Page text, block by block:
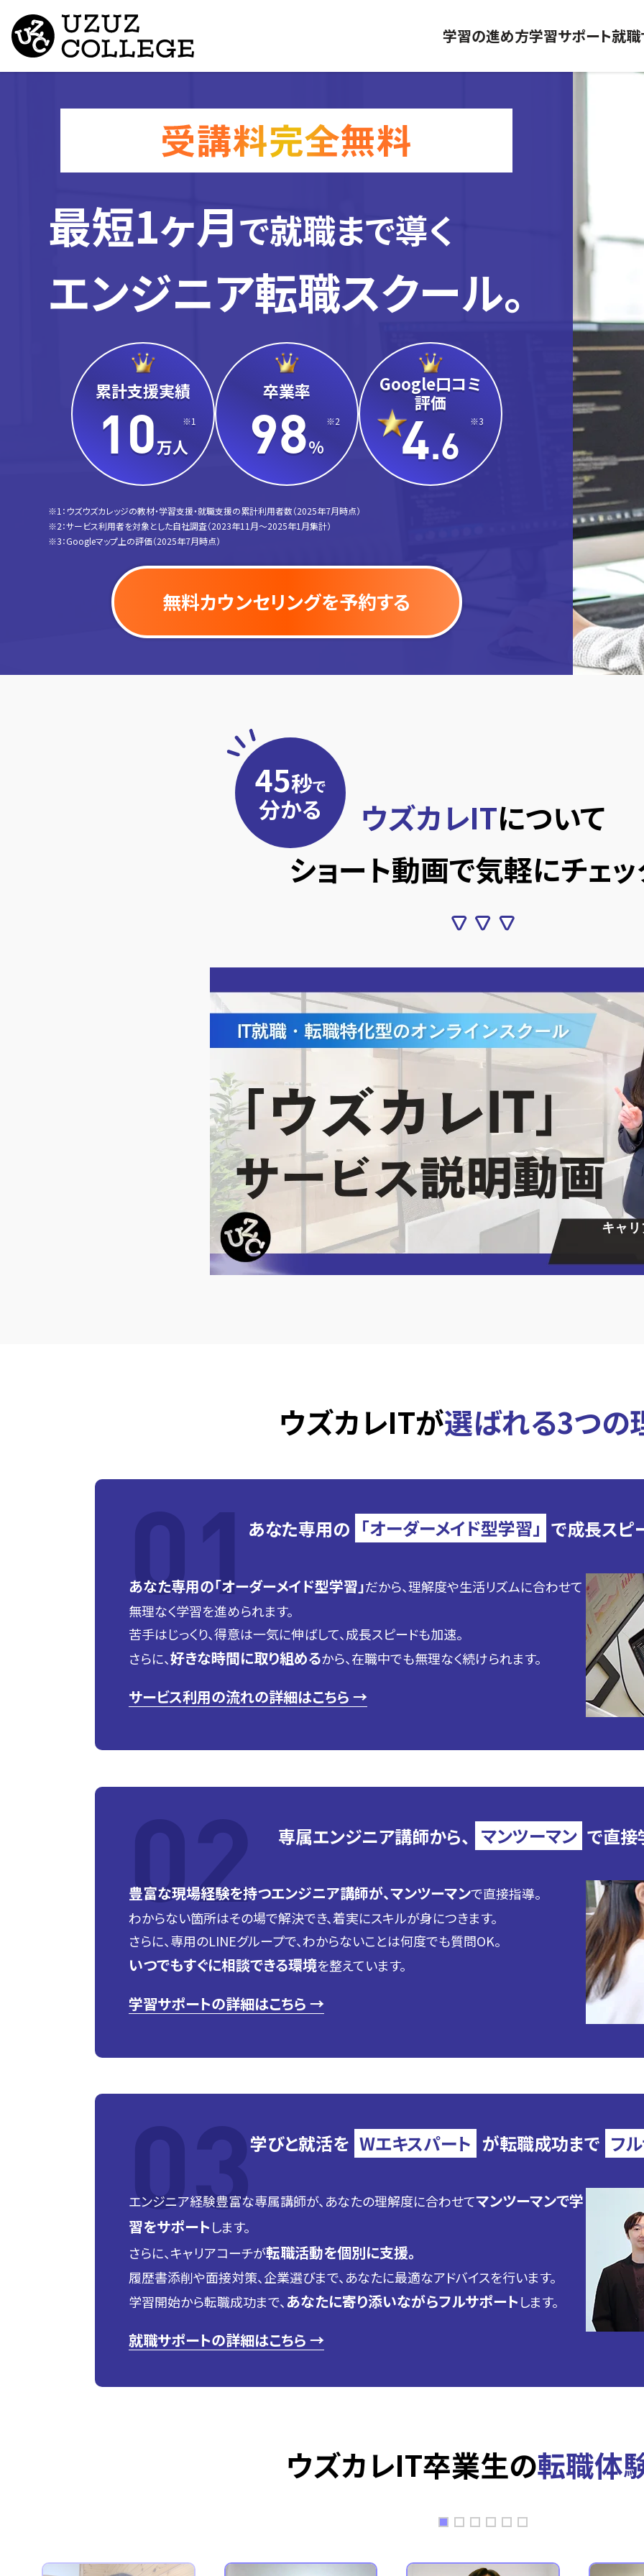
学習の進め方学習サポート就職
最短1ヶ月で就職まで導く
エンジニア転職スクール。
累計支援実績
10万人
※1
卒業率
98%
※2
Google口コミ
評価
4.6
※3
※1：ウズウズカレッジの教材・学習支援・就職支援の累計利用者数（2025年7月時点）
※2：サービス利用者を対象とした自社調査（2023年11月〜2025年1月集計）
※3：Googleマップ上の評価（2025年7月時点）
無料カウンセリングを予約する
45秒で
分かる ウズカレITについて
ショート動画で気軽にチェッ
ウズカレITが選ばれる3つの
あなた専用の 「オーダーメイド型学習」 で成長スピ
あなた専用の「オーダーメイド型学習」だから、理解度や生活リズムに合わせて
無理なく学習を進められます。
苦手はじっくり、得意は一気に伸ばして、成長スピードも加速。
さらに、好きな時間に取り組めるから、在職中でも無理なく続けられます。
サービス利用の流れの詳細はこちら →
専属エンジニア講師から、 マンツーマン で直接
豊富な現場経験を持つエンジニア講師が、マンツーマンで直接指導。
わからない箇所はその場で解決でき、着実にスキルが身につきます。
さらに、専用のLINEグループで、わからないことは何度でも質問OK。
いつでもすぐに相談できる環境を整えています。
学習サポートの詳細はこちら →
学びと就活を Wエキスパート が転職成功まで フ
エンジニア経験豊富な専属講師が、あなたの理解度に合わせてマンツーマンで学
習をサポートします。
さらに、キャリアコーチが転職活動を個別に支援。
履歴書添削や面接対策、企業選びまで、あなたに最適なアドバイスを行います。
学習開始から転職成功まで、あなたに寄り添いながらフルサポートします。
就職サポートの詳細はこちら →
ウズカレIT卒業生の転職体